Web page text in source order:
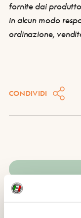
fornite dai
in alcun modo
ordinazione,
CONDIVIDI